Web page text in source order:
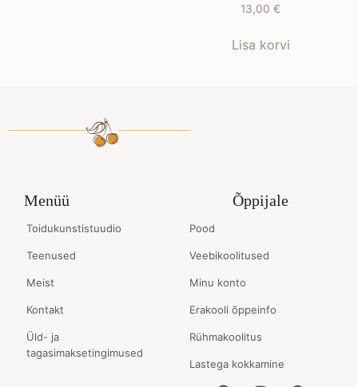
13,00 €
Lisa korvi
Menüü
Toidukunstistuudio
Teenused
Meist
Kontakt
Üld- ja
tagasimaksetingimused
Õppijale
Pood
Veebikoolitused
Minu konto
Erakooli õppeinfo
Rühmakoolitus
Lastega kokkamine